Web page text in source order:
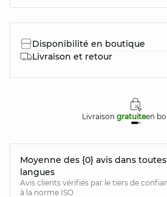
Disponibilité en boutique
Livraison et retour
Livraison gratuiteen
Moyenne des {0} avis dans
langues
Avis clients vérifiés par le tiers de
à la norme ISO